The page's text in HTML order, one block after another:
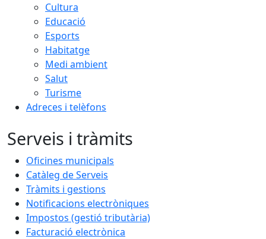
Cultura
Educació
Esports
Habitatge
Medi ambient
Salut
Turisme
Adreces i telèfons
Serveis i tràmits
Oficines municipals
Catàleg de Serveis
Tràmits i gestions
Notificacions electròniques
Impostos (gestió tributària)
Facturació electrònica